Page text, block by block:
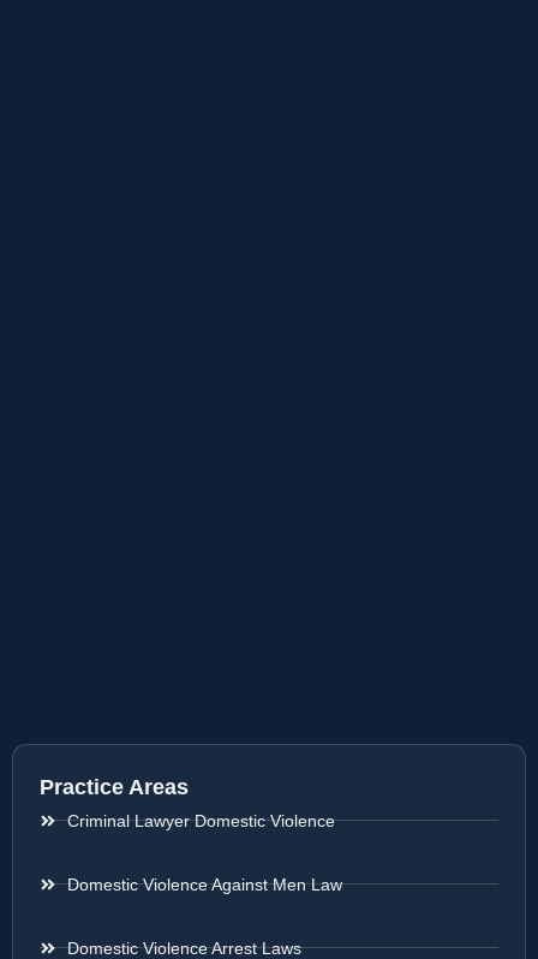
Practice Areas
Criminal Lawyer Domestic Violence
Domestic Violence Against Men Law
Domestic Violence Arrest Laws